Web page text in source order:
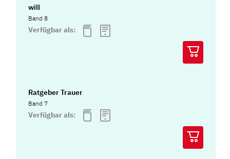
will
Band 8
Verfügbar als:
Ratgeber Trauer
Band 7
Verfügbar als: